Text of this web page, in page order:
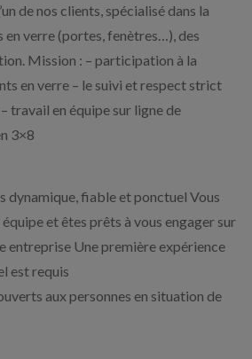
de nos clients, spécialisé dans la
en verre (portes, fenètres…), des
Mission : – participation à la
en verre – le suivi et respect strict
travail en équipe sur ligne de
3×8
dynamique, fiable et ponctuel Vous
et êtes prêts à vous engager sur
entreprise Une première expérience
est requis
aux personnes en situation de